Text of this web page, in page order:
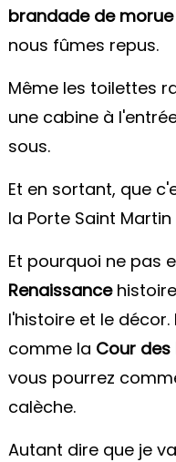
brandade de morue
nous fûmes repus.
Même les toilettes
une cabine à
sous.
Et en sortant, que
la Porte Saint
Et pourquoi ne pas
Renaissance
l'histoire et le
comme la Cour des
vous pourrez
calèche.
Autant dire que je